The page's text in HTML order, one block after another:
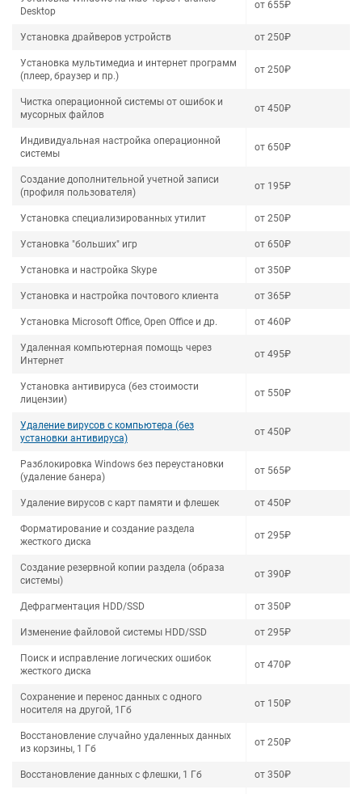
Desktop
от 655₽
Установка драйверов устройств от 250₽
Установка мультимедиа и интернет программ
(плеер, браузер и пр.)
от 250₽
Чистка операционной системы от ошибок и
мусорных файлов
от 450₽
Индивидуальная настройка операционной
системы
от 650₽
Создание дополнительной учетной записи
(профиля пользователя)
от 195₽
Установка специализированных утилит от 250₽
Установка "больших" игр от 650₽
Установка и настройка Skype от 350₽
Установка и настройка почтового клиента от 365₽
Установка Microsoft Office, Open Office и др. от 460₽
Удаленная компьютерная помощь через
Интернет
от 495₽
Установка антивируса (без стоимости
лицензии)
от 550₽
Удаление вирусов с компьютера (без
установки антивируса)
от 450₽
Разблокировка Windows без переустановки
(удаление банера)
от 565₽
Удаление вирусов с карт памяти и флешек от 450₽
Форматирование и создание раздела
жесткого диска
от 295₽
Создание резервной копии раздела (образа
системы)
от 390₽
Дефрагментация HDD/SSD от 350₽
Изменение файловой системы HDD/SSD от 295₽
Поиск и исправление логических ошибок
жесткого диска
от 470₽
Сохранение и перенос данных с одного
носителя на другой, 1Гб
от 150₽
Восстановление случайно удаленных данных
из корзины, 1 Гб
от 250₽
Восстановление данных с флешки, 1 Гб от 350₽